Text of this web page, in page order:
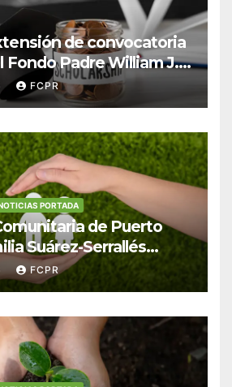
de convocatoria
Fondo Padre William J.
para estudiantes del
FCPR
PORTADA
de Puerto
Suárez-Serrallés
para
y albergues
FCPR